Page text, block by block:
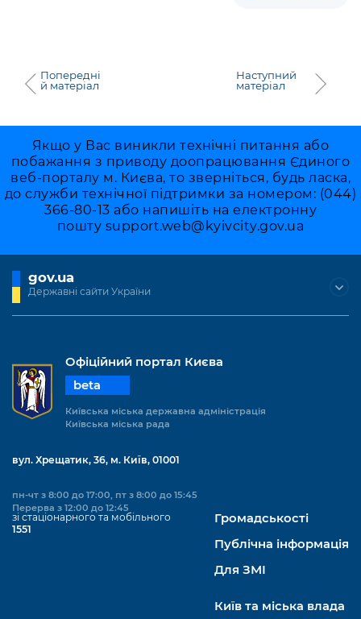
Попередні
й матеріал
Наступний
матеріал
Якщо у Вас виникли технічні питання або
побажання з приводу доопрацювання Єдиного
веб-порталу м. Києва, то зверніться, будь ласка,
до служби технічної підтримки за номером: (044)
366-80-13 або напишіть на електронну
пошту support.web@kyivcity.gov.ua
gov.ua
Державні сайти України
Офіційний портал Києва
beta
Київська міська державна адміністрація
Київська міська рада
вул. Хрещатик, 36, м. Київ, 01001
пн-чт з 8:00 до 17:00, пт з 8:00 до 15:45
Перерва з 12:00 до 12:45
зі стаціонарного та мобільного
1551
Громадськості
Публічна інформація
Для ЗМІ
Київ та міська влада